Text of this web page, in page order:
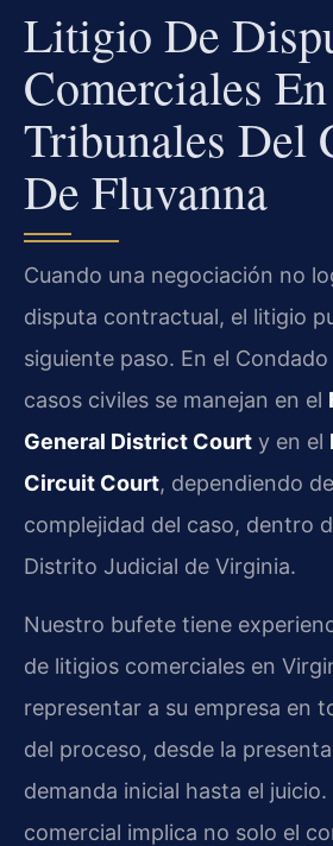
Litigio De
Comerciales
Tribunales Del
De Fluvanna
Cuando una negociación no
disputa contractual, el litigio
siguiente paso. En el
casos civiles se manejan en el
General District Court y en el
Circuit Court, dependiendo
complejidad del caso, dentro
Distrito Judicial de Virginia.
Nuestro bufete tiene
de litigios comerciales en
representar a su empresa en
del proceso, desde la
demanda inicial hasta el juicio.
comercial implica no solo el